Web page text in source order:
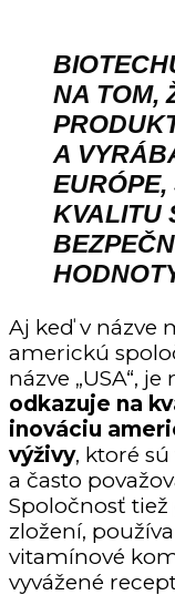
NA TOM,
A
KVALITU
Aj keď v názve
americkú
názve „USA“,
odkazuje na
inováciu
výživy, ktoré
a často
Spoločnosť
zložení,
vitamínové
vyvážené